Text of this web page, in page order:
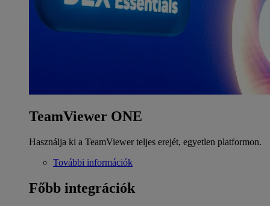
TeamViewer ONE
Használja ki a TeamViewer teljes erejét, egyetlen platformon.
További információk
Főbb integrációk